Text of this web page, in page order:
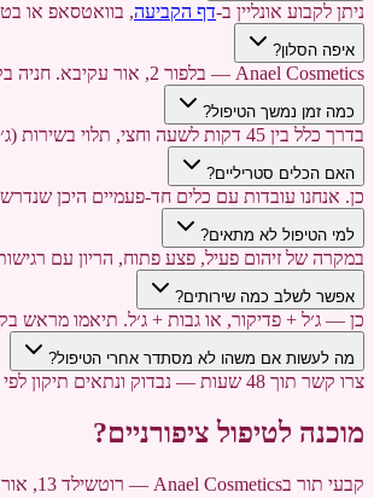
ניתן לקבוע אונליין ב-דף הקביעה, בוואטסאפ או בטלפון.
איפה הסלון?
Anael Cosmetics — בלפור 2, אור עקיבא. חניה בקרבת מקום.
כמה זמן נמשך הטיפול?
בדרך כלל בין 45 דקות לשעה וחצי, תלוי בשירות (ג׳ל בלבד לעומת בנייה + עיצוב).
האם הכלים סטריליים?
כן. אנחנו עובדות עם כלים חד-פעמיים היכן
למי הטיפול לא מתאים?
במקרה של זיהום פעיל, פצע פתוח, הריון עם
אפשר לשלב כמה שירותים?
כן — ג׳ל + פדיקור, או גבות + ג׳ל. תיאמו מראש
מה לעשות אם משהו לא מסתדר אחרי הטיפול?
צרו קשר תוך 48 שעות — נבדוק ונתאים תיקון לפי מדיניות הסלון.
מוכנה לטיפול ציפורניים?
קבעי תור בAnael Cosmetics — רוטשילד 13, אור עקיבא. לק ג׳ל, בנייה ופדיקור.